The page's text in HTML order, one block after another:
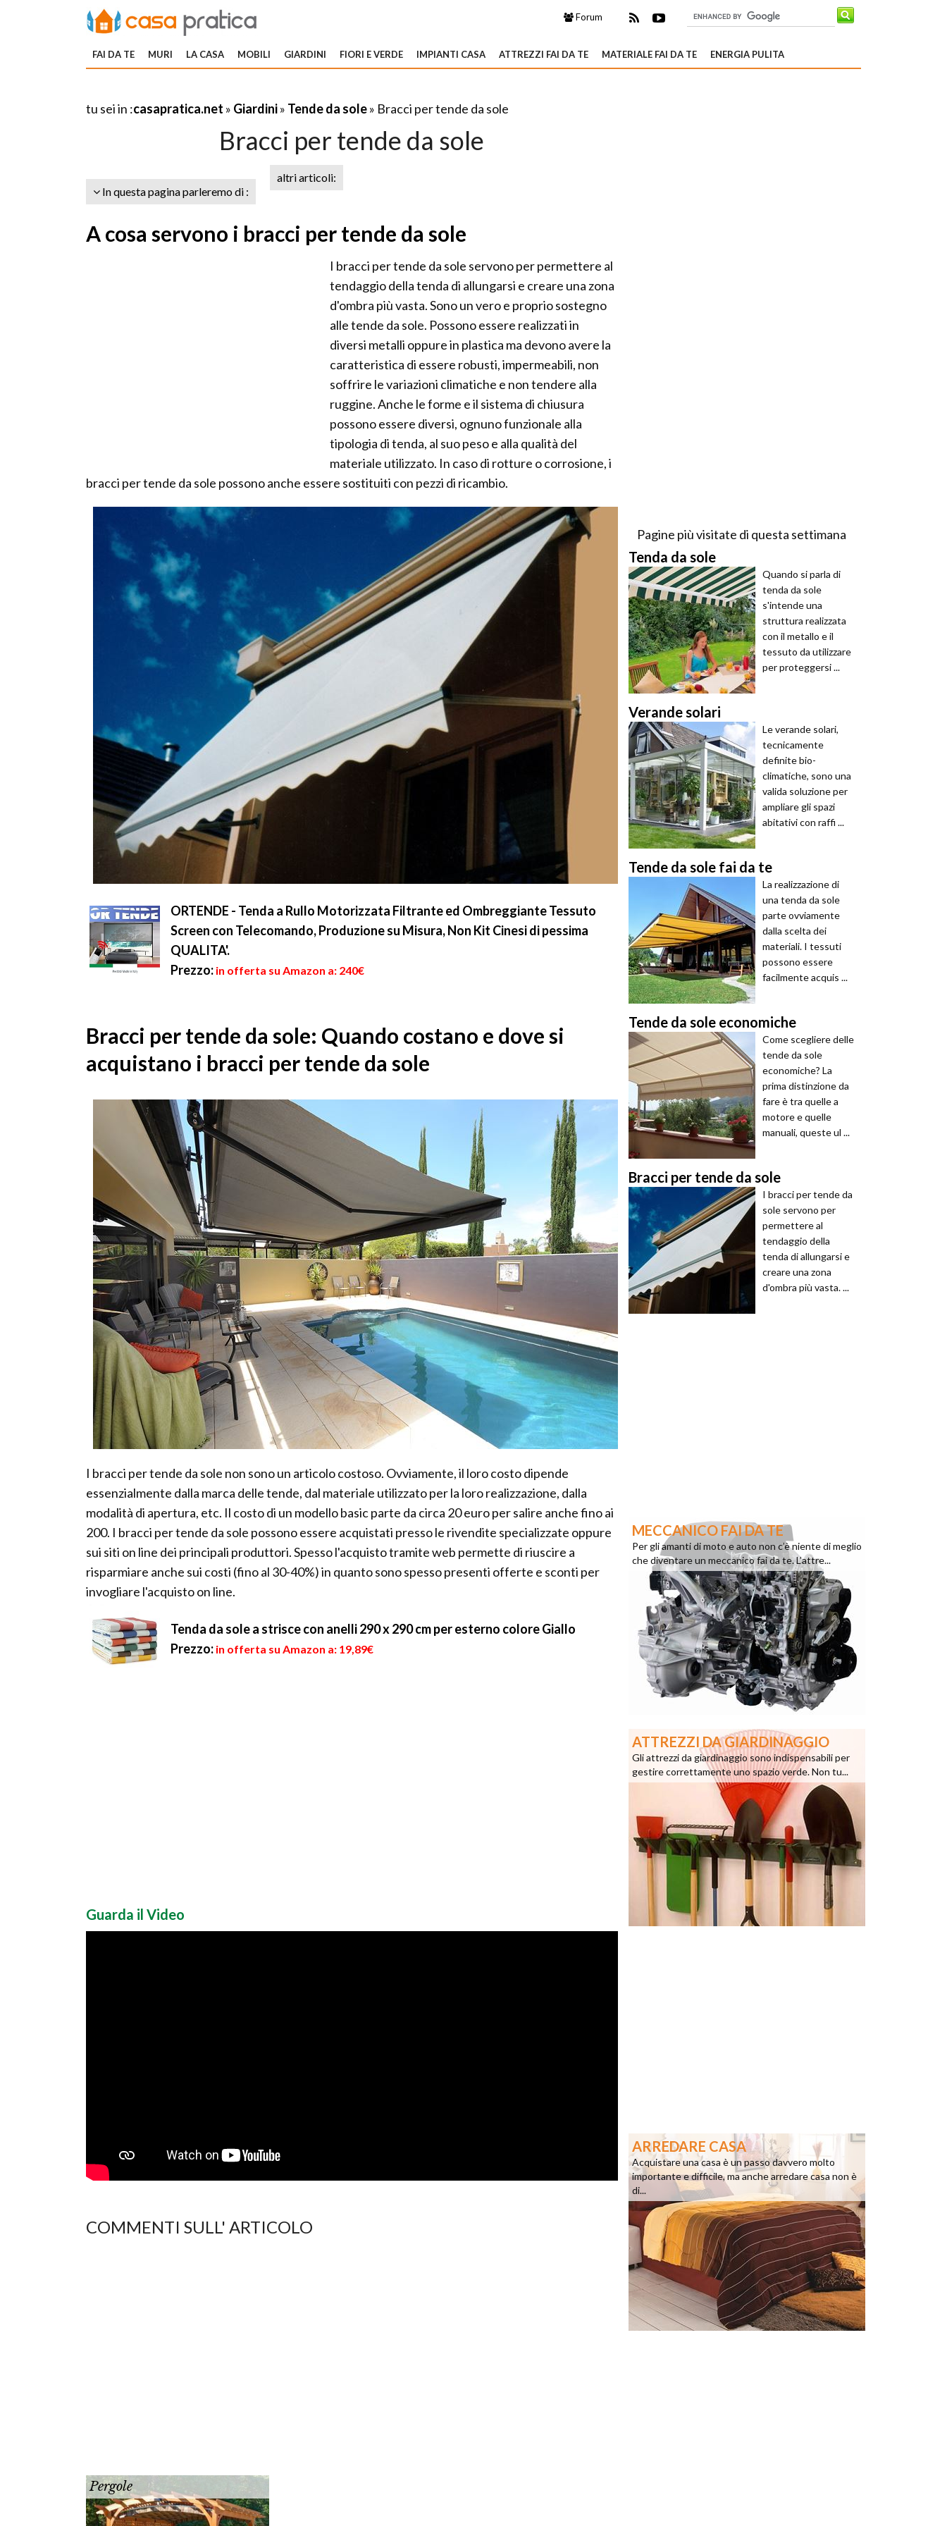
Forum
FAI DA TE MURI LA CASA MOBILI GIARDINI FIORI E VERDE IMPIANTI CASA ATTREZZI FAI DA TE MATERIALE FAI DA TE ENERGIA PULITA
tu sei in :casapratica.net » Giardini» Tende da sole» Bracci per tende da sole
Bracci per tende da sole
In questa pagina parleremo di :
altri articoli:
A cosa servono i bracci per tende da sole
I bracci per tende da sole servono per permettere al
tendaggio della tenda di allungarsi e creare una zona
d'ombra più vasta. Sono un vero e proprio sostegno
alle tende da sole. Possono essere realizzati in
diversi metalli oppure in plastica ma devono avere la
caratteristica di essere robusti, impermeabili, non
soffrire le variazioni climatiche e non tendere alla
ruggine. Anche le forme e il sistema di chiusura
possono essere diversi, ognuno funzionale alla
tipologia di tenda, al suo peso e alla qualità del
materiale utilizzato. In caso di rotture o corrosione, i
bracci per tende da sole possono anche essere sostituiti con pezzi di ricambio.
ORTENDE - Tenda a Rullo Motorizzata Filtrante ed Ombreggiante Tessuto
Screen con Telecomando, Produzione su Misura, Non Kit Cinesi di pessima
QUALITA'.
Prezzo: in offerta su Amazon a: 240€
Bracci per tende da sole: Quando costano e dove si
acquistano i bracci per tende da sole
I bracci per tende da sole non sono un articolo costoso. Ovviamente, il loro costo dipende
essenzialmente dalla marca delle tende, dal materiale utilizzato per la loro realizzazione, dalla
modalità di apertura, etc. Il costo di un modello basic parte da circa 20 euro per salire anche fino ai
200. I bracci per tende da sole possono essere acquistati presso le rivendite specializzate oppure
sui siti on line dei principali produttori. Spesso l'acquisto tramite web permette di riuscire a
risparmiare anche sui costi (fino al 30-40%) in quanto sono spesso presenti offerte e sconti per
invogliare l'acquisto on line.
Tenda da sole a strisce con anelli 290 x 290 cm per esterno colore Giallo
Prezzo: in offerta su Amazon a: 19,89€
Guarda il Video
COMMENTI SULL' ARTICOLO
Pergole
Pagine più visitate di questa settimana
Tenda da sole
Quando si parla di
tenda da sole
s'intende una
struttura realizzata
con il metallo e il
tessuto da utilizzare
per proteggersi ...
Verande solari
Le verande solari,
tecnicamente
definite bio-
climatiche, sono una
valida soluzione per
ampliare gli spazi
abitativi con raffi ...
Tende da sole fai da te
La realizzazione di
una tenda da sole
parte ovviamente
dalla scelta dei
materiali. I tessuti
possono essere
facilmente acquis ...
Tende da sole economiche
Come scegliere delle
tende da sole
economiche? La
prima distinzione da
fare è tra quelle a
motore e quelle
manuali, queste ul ...
Bracci per tende da sole
I bracci per tende da
sole servono per
permettere al
tendaggio della
tenda di allungarsi e
creare una zona
d'ombra più vasta. ...
MECCANICO FAI DA TE
Per gli amanti di moto e auto non c’è niente di meglio
che diventare un meccanico fai da te. L’attre...
ATTREZZI DA GIARDINAGGIO
Gli attrezzi da giardinaggio sono indispensabili per
gestire correttamente uno spazio verde. Non tu...
ARREDARE CASA
Acquistare una casa è un passo davvero molto
importante e difficile, ma anche arredare casa non è
di...